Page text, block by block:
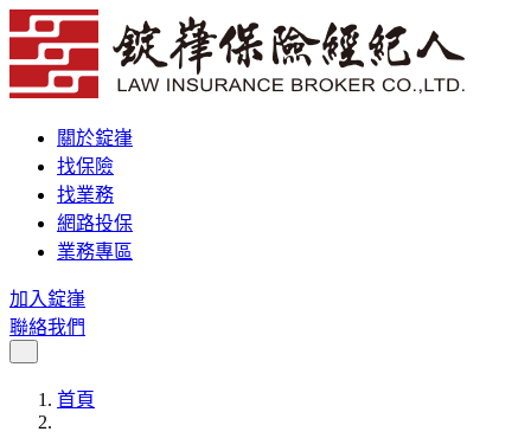
關於錠嵂
找保險
找業務
網路投保
業務專區
加入錠嵂
聯絡我們
首頁